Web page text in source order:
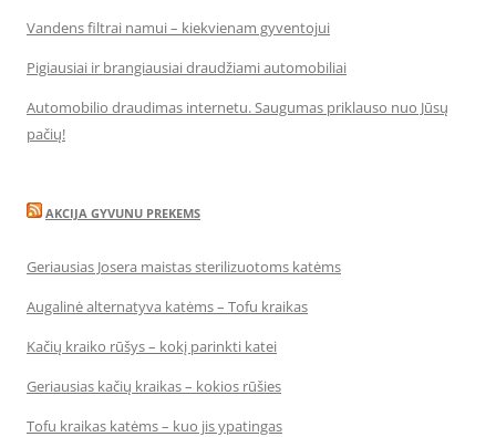
Vandens filtrai namui – kiekvienam gyventojui
Pigiausiai ir brangiausiai draudžiami automobiliai
Automobilio draudimas internetu. Saugumas priklauso nuo Jūsų
pačių!
AKCIJA GYVUNU PREKEMS
Geriausias Josera maistas sterilizuotoms katėms
Augalinė alternatyva katėms – Tofu kraikas
Kačių kraiko rūšys – kokį parinkti katei
Geriausias kačių kraikas – kokios rūšies
Tofu kraikas katėms – kuo jis ypatingas